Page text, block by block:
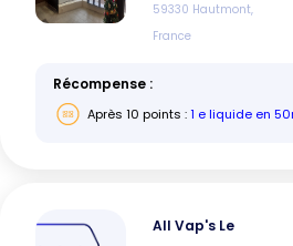
59330 Hautmont,
France
Récompense :
Après 10 points :1 e liquide en
All Vap's Le